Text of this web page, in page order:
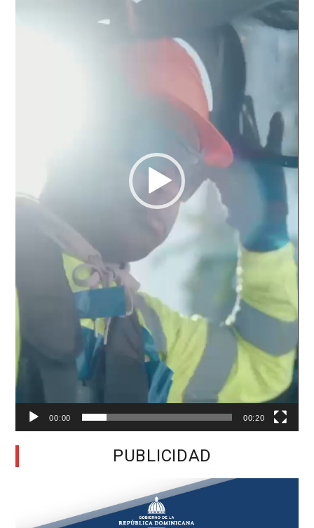
00:00 00:20
PUBLICIDAD